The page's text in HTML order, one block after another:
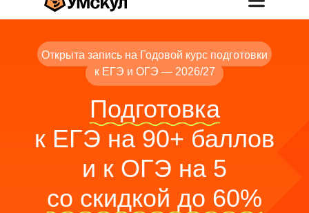
Открыта запись на Годовой курс подготовки
к ЕГЭ и ОГЭ — 2026/27
Подготовка
к ЕГЭ на 90+ баллов
и к ОГЭ на 5
со скидкой до 60%